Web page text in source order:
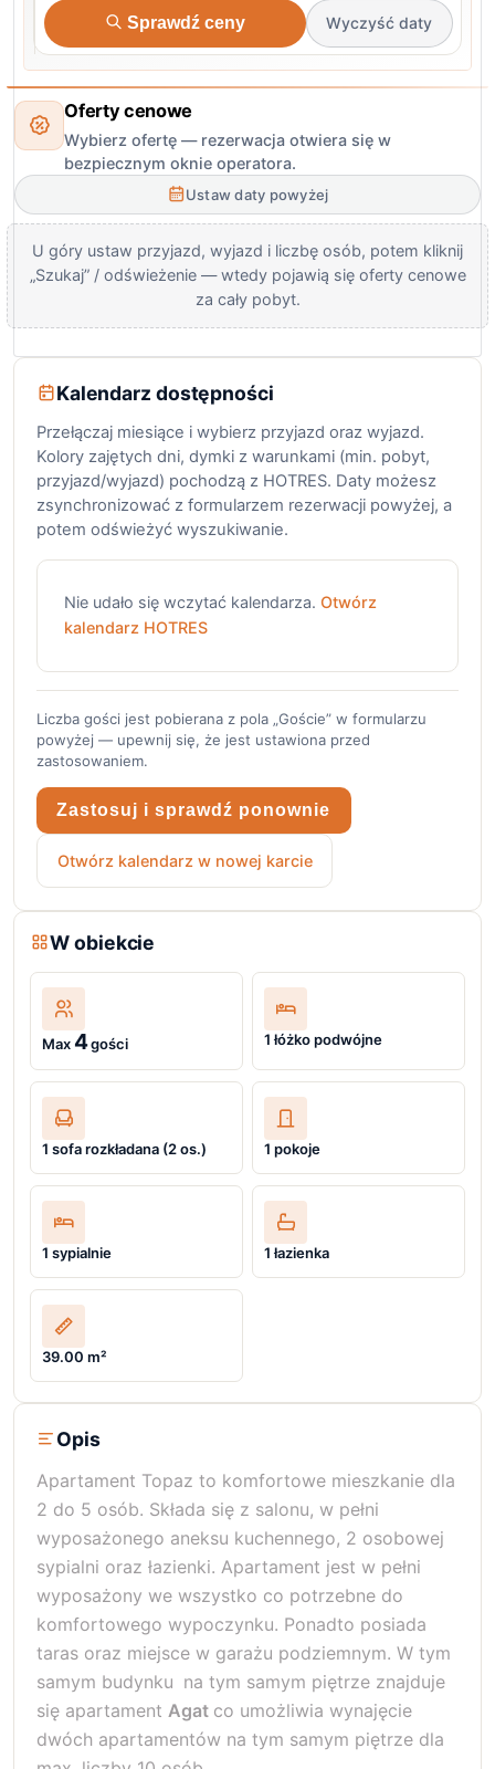
Sprawdź ceny Wyczyść daty
Oferty cenowe
Wybierz ofertę — rezerwacja otwiera się w
bezpiecznym oknie operatora.
Ustaw daty powyżej
U góry ustaw przyjazd, wyjazd i liczbę osób, potem kliknij
„Szukaj” / odświeżenie — wtedy pojawią się oferty cenowe
za cały pobyt.
Kalendarz dostępności
Przełączaj miesiące i wybierz przyjazd oraz wyjazd.
Kolory zajętych dni, dymki z warunkami (min. pobyt,
przyjazd/wyjazd) pochodzą z HOTRES. Daty możesz
zsynchronizować z formularzem rezerwacji powyżej, a
potem odświeżyć wyszukiwanie.
Nie udało się wczytać kalendarza. Otwórz
kalendarz HOTRES
Liczba gości jest pobierana z pola „Goście” w formularzu
powyżej — upewnij się, że jest ustawiona przed
zastosowaniem.
Zastosuj i sprawdź ponownie
Otwórz kalendarz w nowej karcie
W obiekcie
Max 4gości 1 łóżko podwójne
1 sofa rozkładana (2 os.) 1 pokoje
1 sypialnie 1 łazienka
39.00 m²
Opis
Apartament Topaz to komfortowe mieszkanie dla
2 do 5 osób. Składa się z salonu, w pełni
wyposażonego aneksu kuchennego, 2 osobowej
sypialni oraz łazienki. Apartament jest w pełni
wyposażony we wszystko co potrzebne do
komfortowego wypoczynku. Ponadto posiada
taras oraz miejsce w garażu podziemnym. W tym
samym budynku na tym samym piętrze znajduje
się apartament Agat co umożliwia wynajęcie
dwóch apartamentów na tym samym piętrze dla